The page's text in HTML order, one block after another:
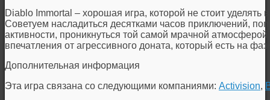
Diablo Immortal – хорошая игра, которой не стоит
Советуем насладиться десятками часов приключений,
активности, проникнуться той самой мрачной
впечатления от агрессивного доната, который есть на
Дополнительная информация
Эта игра связана со следующими компаниями: Activision,